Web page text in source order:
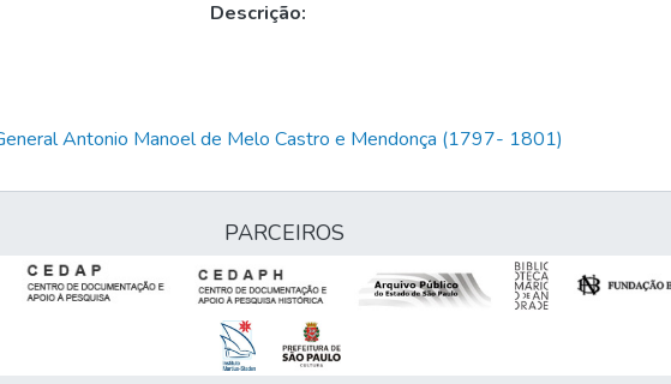
Descrição:
Antonio Manoel de Melo Castro e Mendonça (1797- 1801)
PARCEIROS